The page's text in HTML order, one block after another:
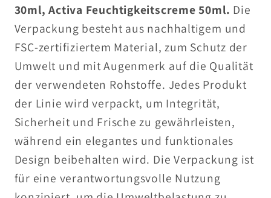
30ml, Activa Feuchtigkeitscreme 50ml. Die
Verpackung besteht aus nachhaltigem und
FSC-zertifiziertem Material, zum Schutz der
Umwelt und mit Augenmerk auf die Qualität
der verwendeten Rohstoffe. Jedes Produkt
der Linie wird verpackt, um Integrität,
Sicherheit und Frische zu gewährleisten,
während ein elegantes und funktionales
Design beibehalten wird. Die Verpackung ist
für eine verantwortungsvolle Nutzung